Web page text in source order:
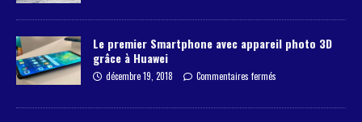
Le premier Smartphone avec appareil photo 3D
grâce à Huawei
décembre 19, 2018 Commentaires fermés